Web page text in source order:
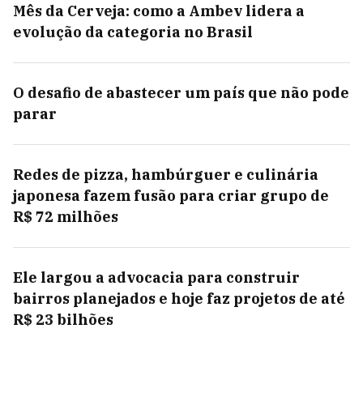
Mês da Cerveja: como a Ambev lidera a
evolução da categoria no Brasil
O desafio de abastecer um país que não pode
parar
Redes de pizza, hambúrguer e culinária
japonesa fazem fusão para criar grupo de
R$ 72 milhões
Ele largou a advocacia para construir
bairros planejados e hoje faz projetos de até
R$ 23 bilhões